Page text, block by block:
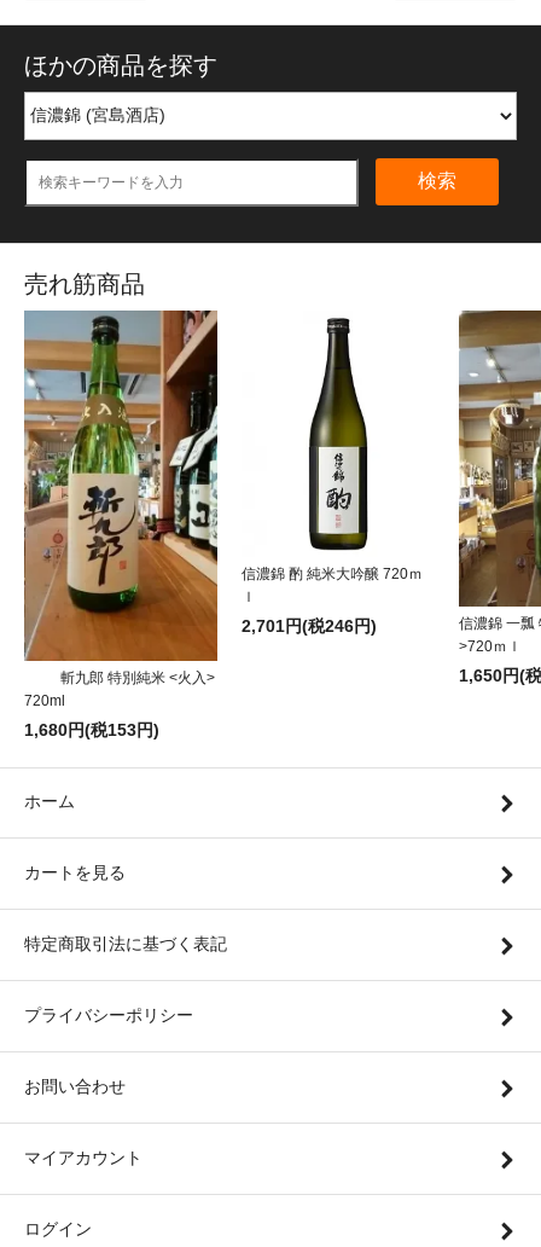
ほかの商品を探す
検索
売れ筋商品
斬九郎 特別純米 <火入>
720ml
1,680円(税153円)
信濃錦 酌 純米大吟醸 720ｍ
ｌ
2,701円(税246円)
信濃錦 一瓢
>720ｍｌ
1,650円(
ホーム
カートを見る
特定商取引法に基づく表記
プライバシーポリシー
お問い合わせ
マイアカウント
ログイン